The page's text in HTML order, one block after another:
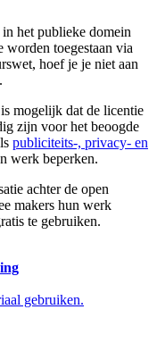
het publieke domein
toegestaan via
hoef je je niet aan
mogelijk dat de licentie
zijn voor het beoogde
publiciteits-, privacy- en
werk beperken.
achter de open
makers hun werk
te gebruiken.
gebruiken.